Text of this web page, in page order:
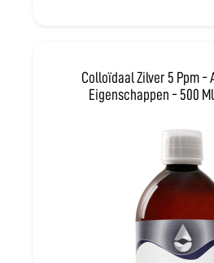
Colloïdaal Zilver 5 Ppm
Eigenschappen - 500